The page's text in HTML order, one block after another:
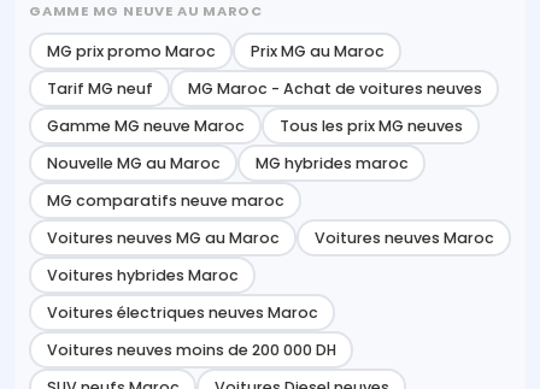
GAMME MG NEUVE AU MAROC
MG prix promo Maroc
Prix MG au Maroc
Tarif MG neuf
MG Maroc - Achat de voitures neuves
Gamme MG neuve Maroc
Tous les prix MG neuves
Nouvelle MG au Maroc
MG hybrides maroc
MG comparatifs neuve maroc
Voitures neuves MG au Maroc
Voitures neuves Maroc
Voitures hybrides Maroc
Voitures électriques neuves Maroc
Voitures neuves moins de 200 000 DH